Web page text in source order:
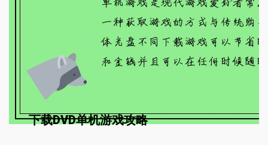
下载DVD单机游戏攻略